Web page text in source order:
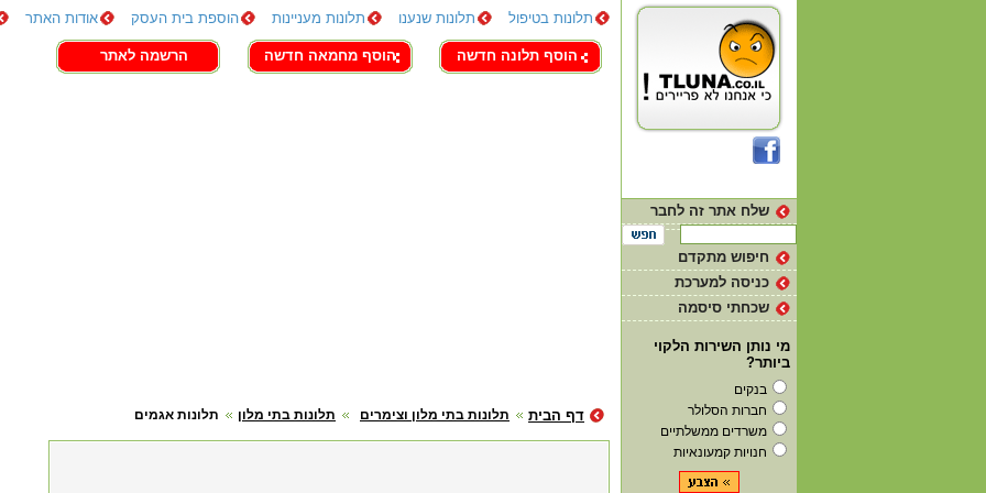
תלונות בטיפול תלונות שנענו תלונות מעניינות הוספת בית העסק אודות האתר
צור קשר
הוסף תלונה חדשה הוסף מחמאה חדשה הרשמה לאתר
תלונות אגמים תלונות בתי מלון תלונות בתי מלון וצימרים דף הבית
שלח אתר זה לחבר
חיפוש מתקדם
כניסה למערכת
שכחתי סיסמה
מי נותן השירות הלקוי
ביותר?
בנקים
חברות הסלולר
משרדים ממשלתיים
חנויות קמעונאיות